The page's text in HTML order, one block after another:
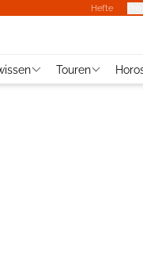
Hefte
Touren